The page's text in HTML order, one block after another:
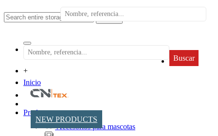
search
Buscar
+
Inicio
NEW PRODUCTS
Productos
Accesorios para mascotas